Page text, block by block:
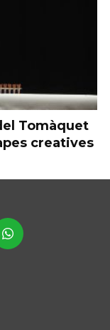
Tomàquet
creatives